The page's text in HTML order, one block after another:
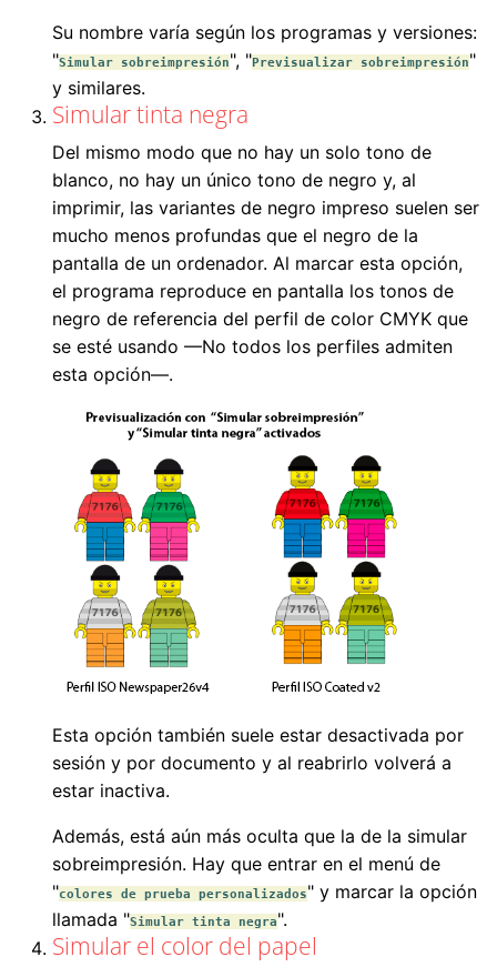
Su nombre varía según los programas y versiones:
"Simular sobreimpresión", "Previsualizar sobreimpresión"
y similares.
Simular tinta negra
Del mismo modo que no hay un solo tono de
blanco, no hay un único tono de negro y, al
imprimir, las variantes de negro impreso suelen ser
mucho menos profundas que el negro de la
pantalla de un ordenador. Al marcar esta opción,
el programa reproduce en pantalla los tonos de
negro de referencia del perfil de color CMYK que
se esté usando —No todos los perfiles admiten
esta opción—.
Esta opción también suele estar desactivada por
sesión y por documento y al reabrirlo volverá a
estar inactiva.
Además, está aún más oculta que la de la simular
sobreimpresión. Hay que entrar en el menú de
"colores de prueba personalizados" y marcar la opción
llamada "Simular tinta negra".
Simular el color del papel